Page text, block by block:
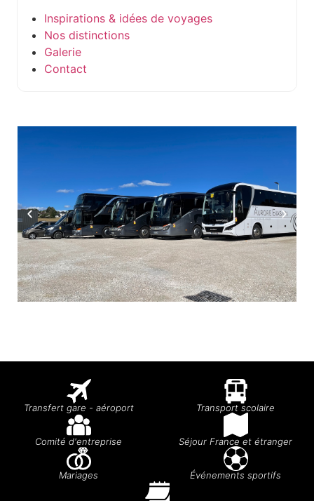
Inspirations & idées de voyages
Nos distinctions
Galerie
Contact
Transfert gare - aéroport Transport scolaire
Comité d'entreprise Séjour France et étranger
Mariages Événements sportifs